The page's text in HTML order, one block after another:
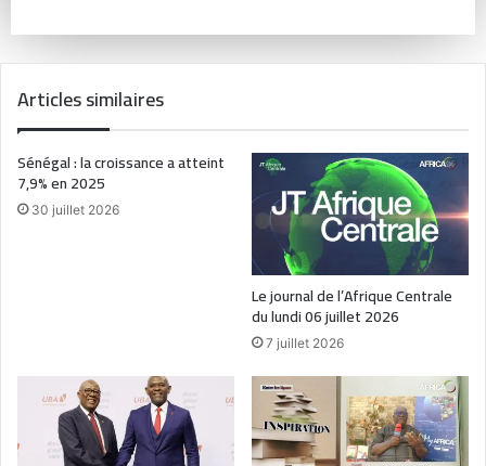
Articles similaires
Sénégal : la croissance a atteint
7,9% en 2025
30 juillet 2026
Le journal de l’Afrique Centrale
du lundi 06 juillet 2026
7 juillet 2026